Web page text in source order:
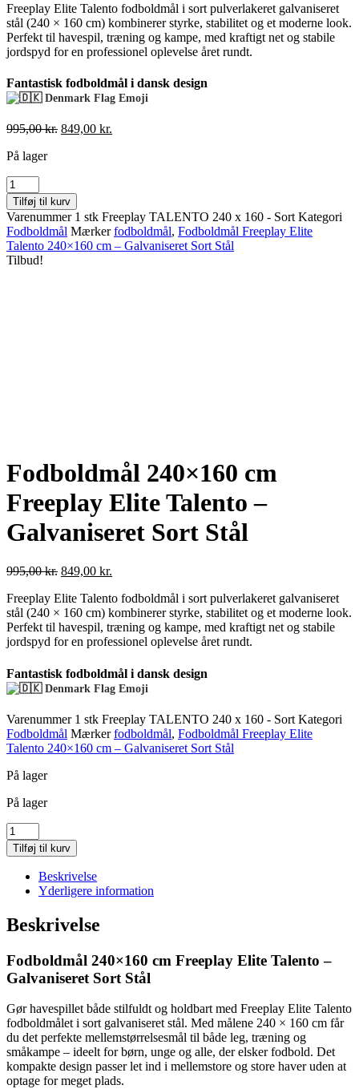
Freeplay Elite Talento fodboldmål i sort pulverlakeret galvaniseret
stål (240 × 160 cm) kombinerer styrke, stabilitet og et moderne look.
Perfekt til havespil, træning og kampe, med kraftigt net og stabile
jordspyd for en professionel oplevelse året rundt.
Fantastisk fodboldmål i dansk design
995,00kr. Den
849,00 kr.
På lager
Fodboldmål
240×160
cm
Freeplay
Elite
Talento
–
Tilføj til kurv
Varenummer 1 stk Freeplay TALENTO 240 x 160 - SortKategori
Fodboldmål Mærker fodboldmål, Fodboldmål Freeplay Elite
Talento 240×160 cm – Galvaniseret Sort Stål
Tilbud!
Fodboldmål 240×160 cm
Freeplay Elite Talento –
Galvaniseret Sort Stål
995,00kr. Den
pris
var:
995,00 kr..
849,00 kr.
pris
er:
849,00 kr..
Freeplay Elite Talento fodboldmål i sort pulverlakeret galvaniseret
stål (240 × 160 cm) kombinerer styrke, stabilitet og et moderne look.
Perfekt til havespil, træning og kampe, med kraftigt net og stabile
jordspyd for en professionel oplevelse året rundt.
Fantastisk fodboldmål i dansk design
Varenummer 1 stk Freeplay TALENTO 240 x 160 - Sort Kategori
Fodboldmål Mærker fodboldmål, Fodboldmål Freeplay Elite
Talento 240×160 cm – Galvaniseret Sort Stål
På lager
På lager
Fodboldmål
240×160
cm
Freeplay
Elite
Talento
–
Galvaniseret
Stål
antal
Tilføj til kurv
Beskrivelse
Yderligere information
Beskrivelse
Fodboldmål 240×160 cm Freeplay Elite Talento –
Galvaniseret Sort Stål
Gør havespillet både stilfuldt og holdbart med Freeplay Elite Talento
fodboldmålet i sort galvaniseret stål. Med målene 240 × 160 cm får
du det perfekte mellemstørrelsesmål til både leg, træning og
småkampe – ideelt for børn, unge og alle, der elsker fodbold. Det
kompakte design passer let ind i mellemstore og store haver uden at
optage for meget plads.